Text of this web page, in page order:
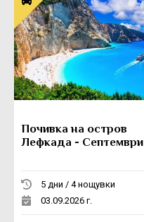
Почивка на остров
Лефкада - Септември
5 дни / 4 нощувки
03.09.2026 г.